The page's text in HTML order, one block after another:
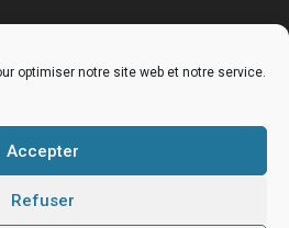
optimiser notre site web et notre service.
Accepter
Refuser
La clinique
Museauscope
Les vétérinaires